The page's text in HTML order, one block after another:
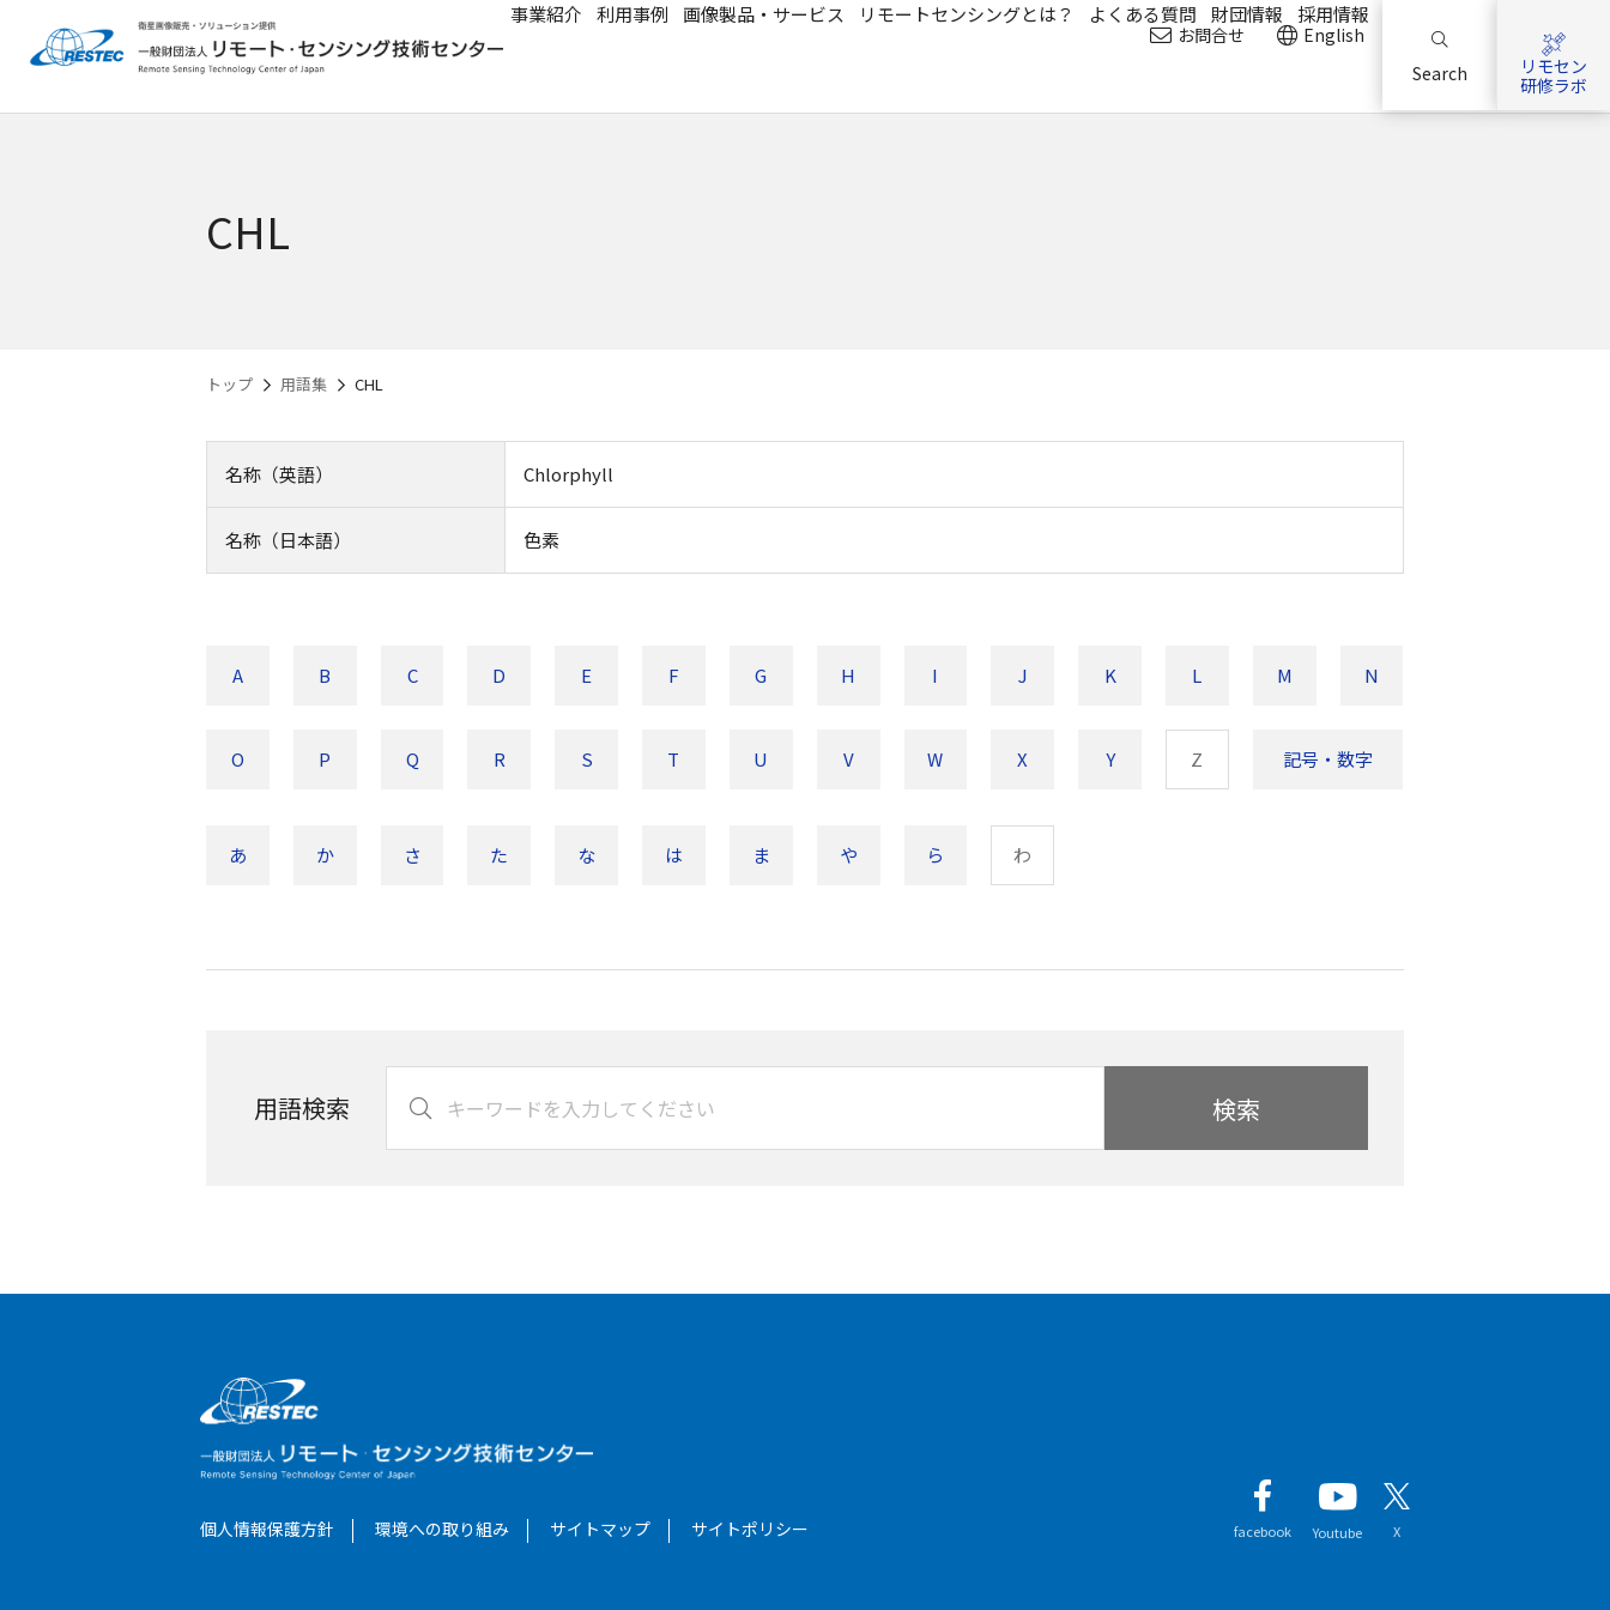
お問合せ English
事業紹介 利用事例 画像製品・サービス リモートセンシングとは？ よくある質問 財団情報 採用情報
Search
リモセン
研修ラボ
CHL
トップ 用語集 CHL
名称（英語） Chlorphyll
名称（日本語） 色素
A B C D E F G H I J K L M N
O P Q R S T U V W X Y Z 記号・数字
あ か さ た な は ま や ら わ
用語検索 検索
個人情報保護方針 環境への取り組み サイトマップ サイトポリシー facebook Youtube X